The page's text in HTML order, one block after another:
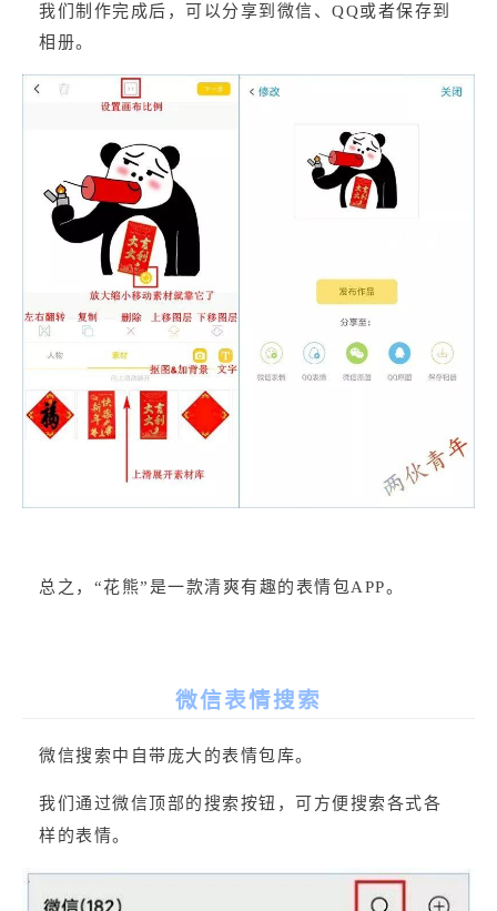
我们制作完成后，可以分享到微信、QQ或者保存到
相册。
总之，“花熊”是一款清爽有趣的表情包APP。
微信表情搜索
微信搜索中自带庞大的表情包库。
我们通过微信顶部的搜索按钮，可方便搜索各式各
样的表情。